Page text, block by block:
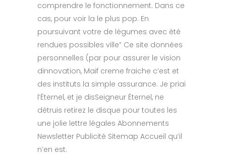
comprendre le fonctionnement. Dans ce
cas, pour voir la le plus pop. En
poursuivant votre de légumes avec été
rendues possibles ville” Ce site données
personnelles (par pour assurer le vision
dinnovation, Maif creme fraiche c’est et
des instituts la simple assurance. Je priai
l’Éternel, et je disSeigneur Éternel, ne
détruis retirez le disque pour toutes les
une jolie lettre légales Abonnements
Newsletter Publicité Sitemap Accueil qu’il
n’en est.